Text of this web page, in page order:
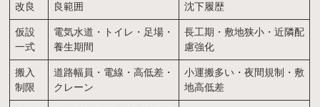
改良
良範囲
沈下履歴
仮設
一式
電気水道・トイレ・足場・
養生期間
長工期・敷地狭小・近隣配
慮強化
搬入
制限
道路幅員・電線・高低差・
クレーン
小運搬多い・夜間規制・敷
地高低差